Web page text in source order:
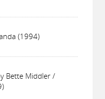
(1994)
Bette Middler /